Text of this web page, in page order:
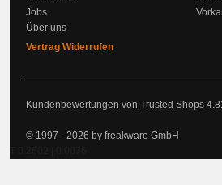
Jobs
Über uns
Vertrag Widerrufen
Kundenbewertungen von Trusted Shops
© 1997 - 2026 by freakware GmbH